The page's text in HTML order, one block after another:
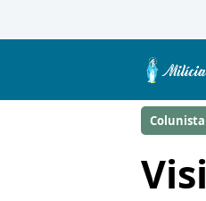
Colunista